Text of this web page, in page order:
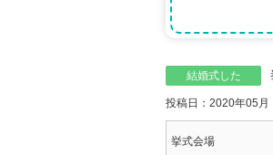
結婚式した
投稿日：2020年05月
挙式会場